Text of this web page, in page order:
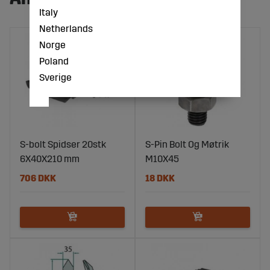
S-bolt Spidser 20stk
6X40X210 mm
706 DKK
S-Pin Bolt Og Møtrik
M10X45
18 DKK
Italy
Netherlands
Norge
Poland
Sverige